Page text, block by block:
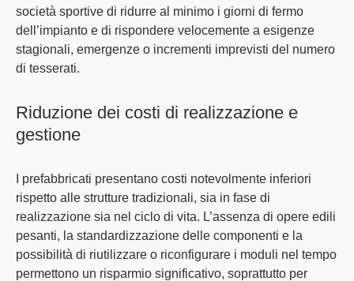
società sportive di ridurre al minimo i giorni di fermo
dell’impianto e di rispondere velocemente a esigenze
stagionali, emergenze o incrementi imprevisti del numero
di tesserati.
Riduzione dei costi di realizzazione e
gestione
prefabbricati presentano costi notevolmente inferiori
rispetto alle strutture tradizionali, sia in fase di
realizzazione sia nel ciclo di vita. L’assenza di opere edili
pesanti, la standardizzazione delle componenti e la
possibilità di riutilizzare o riconfigurare i moduli nel tempo
permettono un risparmio significativo, soprattutto per